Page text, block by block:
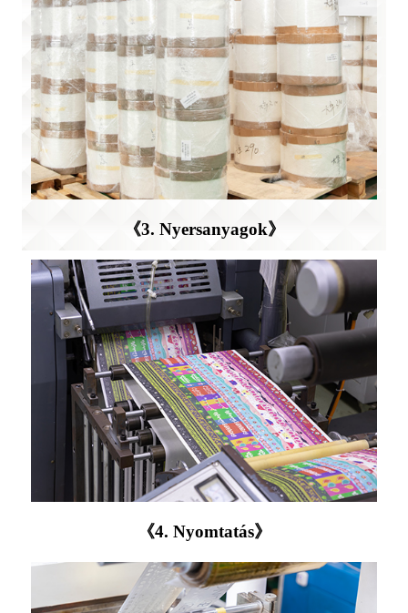
《3. Nyersanyagok》
《4. Nyomtatás》